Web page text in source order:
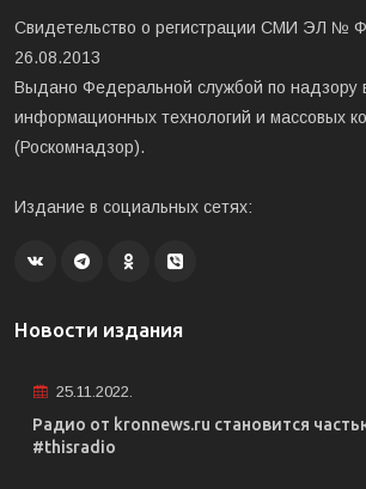
Свидетельство о регистрации СМИ ЭЛ №
26.08.2013
Выдано Федеральной службой по надзору
информационных технологий и массовых
(Роскомнадзор).
Издание в социальных сетях:
Новости издания
25.11.2022.
Радио от kronnews.ru становится
#thisradio